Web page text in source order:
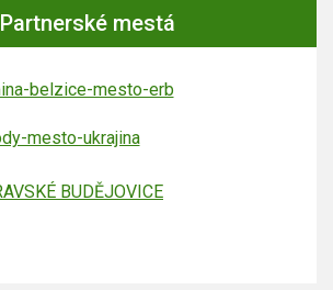
Partnerské mestá